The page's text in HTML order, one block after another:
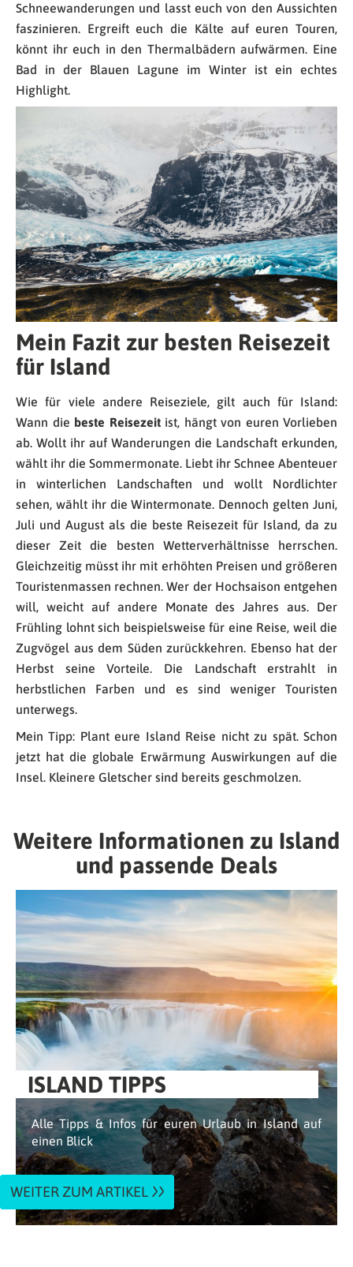
Schneewanderungen und lasst euch von den Aussichten
faszinieren. Ergreift euch die Kälte auf euren Touren,
könnt ihr euch in den Thermalbädern aufwärmen. Eine
Bad in der Blauen Lagune im Winter ist ein echtes
Highlight.
Mein Fazit zur besten Reisezeit
für Island
Wie für viele andere Reiseziele, gilt auch für Island:
Wann die beste Reisezeitist, hängt von euren Vorlieben
ab. Wollt ihr auf Wanderungen die Landschaft erkunden,
wählt ihr die Sommermonate. Liebt ihr Schnee Abenteuer
in winterlichen Landschaften und wollt Nordlichter
sehen, wählt ihr die Wintermonate. Dennoch gelten Juni,
Juli und August als die beste Reisezeit für Island, da zu
dieser Zeit die besten Wetterverhältnisse herrschen.
Gleichzeitig müsst ihr mit erhöhten Preisen und größeren
Touristenmassen rechnen. Wer der Hochsaison entgehen
will, weicht auf andere Monate des Jahres aus. Der
Frühling lohnt sich beispielsweise für eine Reise, weil die
Zugvögel aus dem Süden zurückkehren. Ebenso hat der
Herbst seine Vorteile. Die Landschaft erstrahlt in
herbstlichen Farben und es sind weniger Touristen
unterwegs.
Mein Tipp: Plant eure Island Reise nicht zu spät. Schon
jetzt hat die globale Erwärmung Auswirkungen auf die
Insel. Kleinere Gletscher sind bereits geschmolzen.
Weitere Informationen zu Island
und passende Deals
ISLAND TIPPS
Alle Tipps & Infos für euren Urlaub in Island auf
einen Blick
WEITER ZUM ARTIKEL